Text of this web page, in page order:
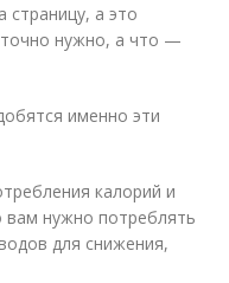
страницу, а это
нужно, а что —
именно эти
калорий и
вам нужно потреблять
для снижения,